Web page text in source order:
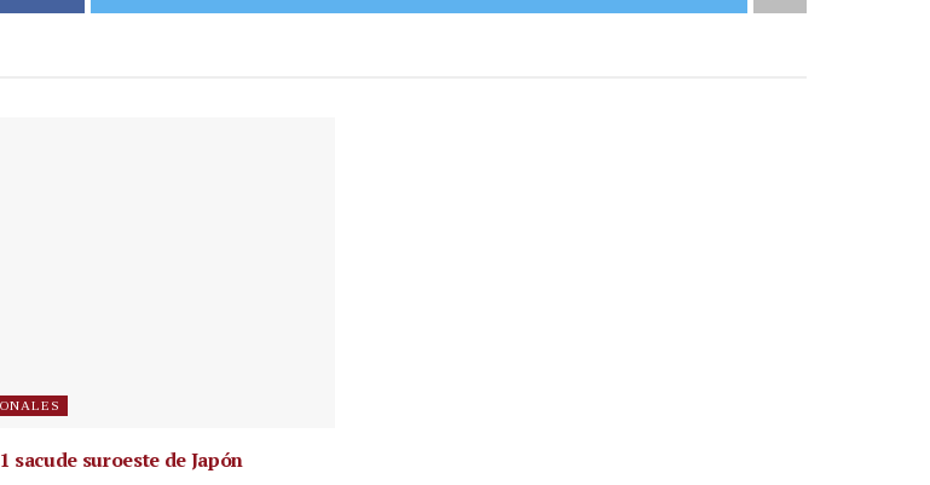
sacude suroeste de Japón